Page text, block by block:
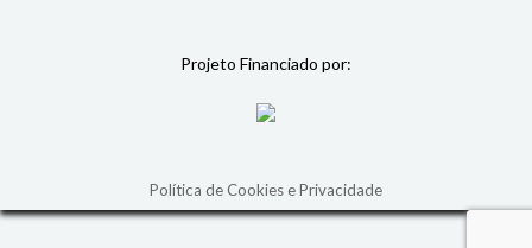
Projeto Financiado por:
Política de Cookies e Privacidade